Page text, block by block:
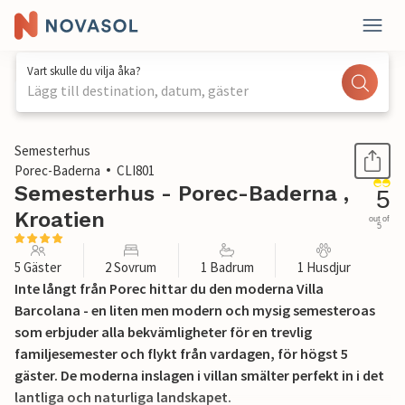
Vart skulle du vilja åka?
Lägg till destination, datum, gäster
1 / 50
Semesterhus
Porec-Baderna
CLI801
Semesterhus - Porec-Baderna ,
Kroatien
5
out of
5
5 Gäster 2 Sovrum 1 Badrum 1 Husdjur
Inte långt från Porec hittar du den moderna Villa
Barcolana - en liten men modern och mysig semesteroas
som erbjuder alla bekvämligheter för en trevlig
familjesemester och flykt från vardagen, för högst 5
gäster. De moderna inslagen i villan smälter perfekt in i det
lantliga och naturliga landskapet.